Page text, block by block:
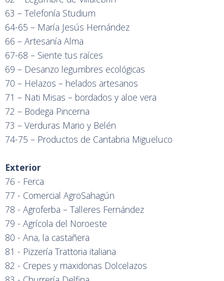
63 – Telefonía Studium
64-65 – María Jesús Hernández
66 – Artesanía Alma
67-68 – Siente tus raíces
69 – Desanzo legumbres ecológicas
70 – Helazos – helados artesanos
71 – Nati Misas – bordados y aloe vera
72 – Bodega Pincerna
73 – Verduras Mario y Belén
74-75 – Productos de Cantabria Migueluco
Exterior
76 - Ferca
77 - Comercial AgroSahagún
78 - Agroferba – Talleres Fernández
79 - Agrícola del Noroeste
80 - Ana, la castañera
81 - Pizzería Trattoria italiana
82 - Crepes y maxidonas Dolcelazos